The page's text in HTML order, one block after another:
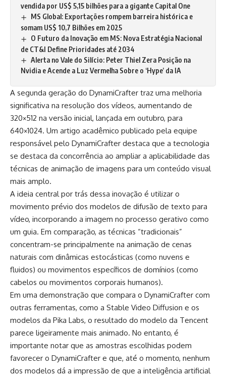
vendida por US$ 5,15 bilhões para a gigante Capital One
MS Global: Exportações rompem barreira histórica e
somam US$ 10,7 Bilhões em 2025
O Futuro da Inovação em MS: Nova Estratégia Nacional
de CT&I Define Prioridades até 2034
Alerta no Vale do Silício: Peter Thiel Zera Posição na
Nvidia e Acende a Luz Vermelha Sobre o ‘Hype’ da IA
A segunda geração do DynamiCrafter traz uma melhoria
significativa na resolução dos vídeos, aumentando de
320×512 na versão inicial, lançada em outubro, para
640×1024. Um artigo acadêmico publicado pela equipe
responsável pelo DynamiCrafter destaca que a tecnologia
se destaca da concorrência ao ampliar a aplicabilidade das
técnicas de animação de imagens para um conteúdo visual
mais amplo.
A ideia central por trás dessa inovação é utilizar o
movimento prévio dos modelos de difusão de texto para
vídeo, incorporando a imagem no processo gerativo como
um guia. Em comparação, as técnicas “tradicionais”
concentram-se principalmente na animação de cenas
naturais com dinâmicas estocásticas (como nuvens e
fluidos) ou movimentos específicos de domínios (como
cabelos ou movimentos corporais humanos).
Em uma demonstração que compara o DynamiCrafter com
outras ferramentas, como a Stable Video Diffusion e os
modelos da Pika Labs, o resultado do modelo da Tencent
parece ligeiramente mais animado. No entanto, é
importante notar que as amostras escolhidas podem
favorecer o DynamiCrafter e que, até o momento, nenhum
dos modelos dá a impressão de que a inteligência artificial